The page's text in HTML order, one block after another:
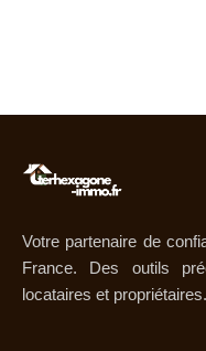
Votre partenaire de
France. Des outils
locataires et propriétaires.